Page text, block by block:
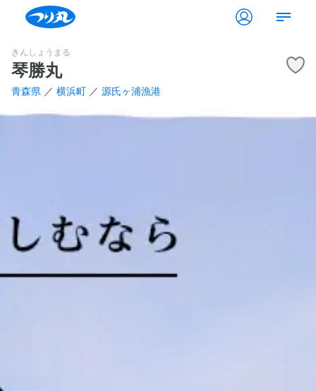
きんしょうまる
琴勝丸
青森県 ／ 横浜町 ／ 源氏ヶ浦漁港